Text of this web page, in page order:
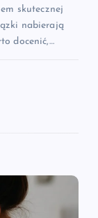
skutecznej
nabierają
docenić,…